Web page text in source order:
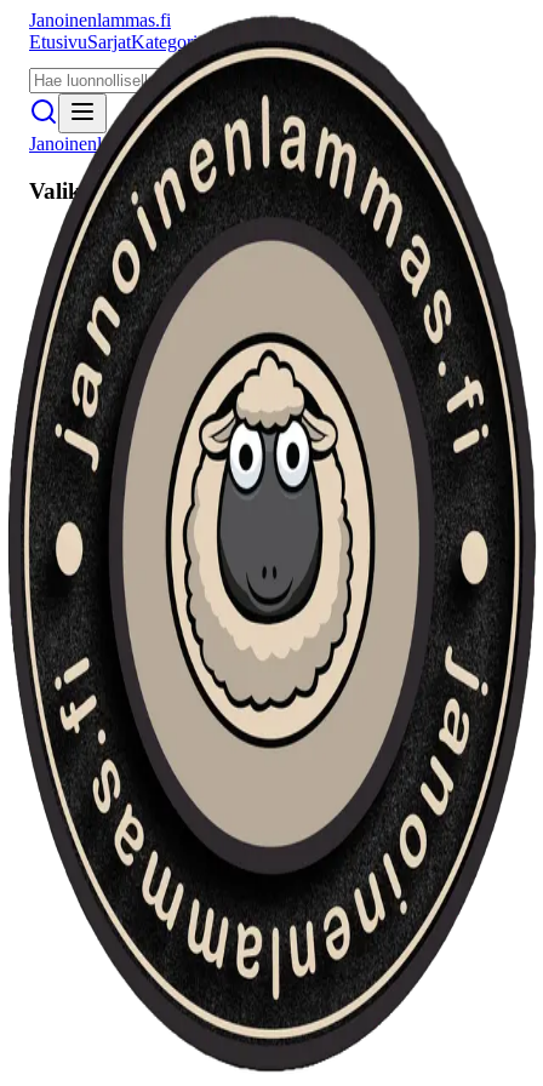
Janoinenlammas.fi
EtusivuSarjatKategoriat PuhujatMeistä
Janoinenlammas.fi
Valikko
Etusivu
Sarjat
Kategoriat
Puhujat
Haku
Tietosuojaseloste
Seuraa meitä
Facebook Instagram
YouTube
© 2026 Janoinenlammas.fi. Kaikki oikeudet pidätetään.